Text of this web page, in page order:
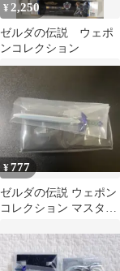
¥ 2,250
ゼルダの伝説 ウェポ
ンコレクション
¥777
ゼルダの伝説 ウェポン
コレクション マスター